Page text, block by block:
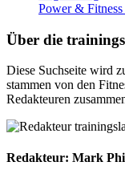
Power &
Über die
Diese Suchseite wird
stammen von den
Redakteuren
Redakteur: Mark